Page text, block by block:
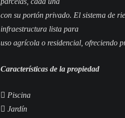
con su portón privado. El sistema de
infraestructura lista para
uso agrícola o residencial, ofreciendo
Características de la propiedad
 Piscina
 Jardín